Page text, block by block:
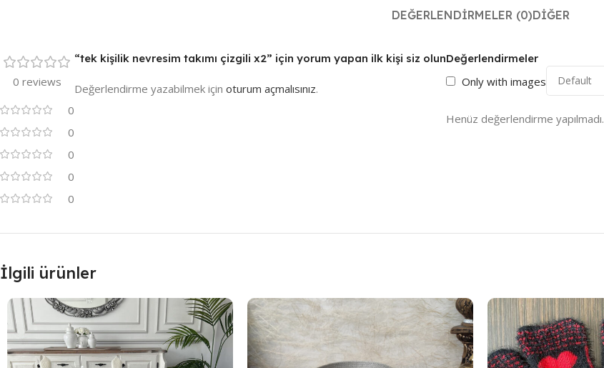
DEĞERLENDIRMELER (0)DIĞER
0 reviews
0
0
0
0
0
Değerlendirmeler
Only with images
Henüz değerlendirme yapılmadı.
“tek kişilik nevresim takımı çizgili x2” için yorum yapan ilk kişi siz olun
Değerlendirme yazabilmek için oturum açmalısınız.
İlgili ürünler